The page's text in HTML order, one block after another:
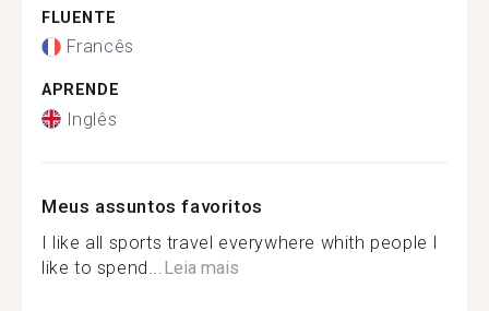
FLUENTE
Francês
APRENDE
Inglês
Meus assuntos favoritos
I like all sports travel everywhere whith people I
like to spend... Leia mais